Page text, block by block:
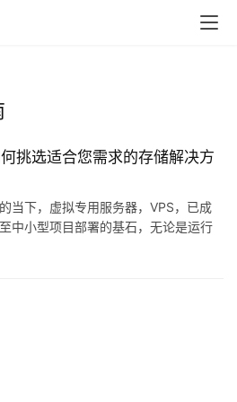
挑选适合您需求的存储解决方
当下，虚拟专用服务器，VPS，已成
中小型项目部署的基石，无论是运行
多性能指标中，硬盘存储方案的选